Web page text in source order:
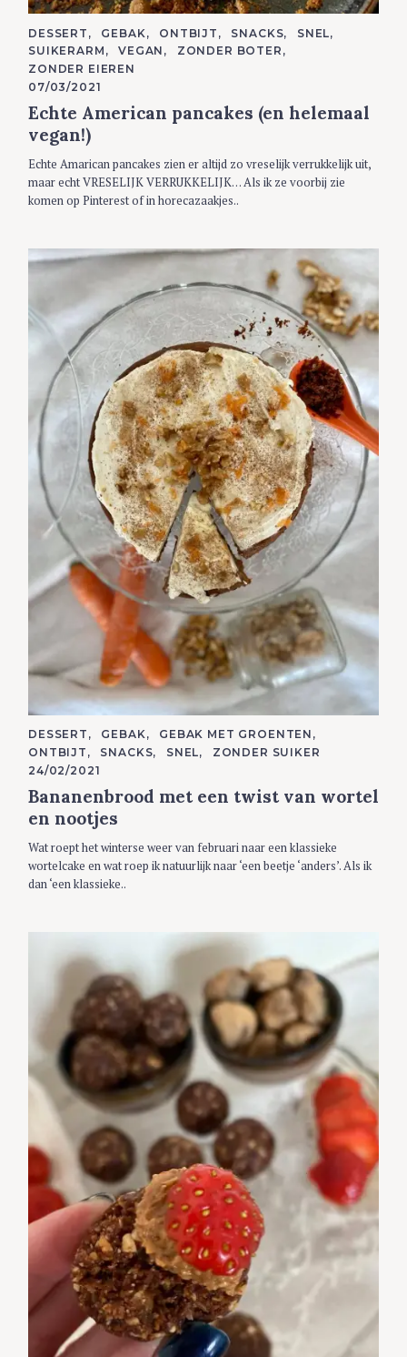
C
A
T
E
G
O
R
I
S
DESSERT GEBAK ONTBIJT SNACKS
SNEL
SUIKERARM
VEGAN
ZONDER BOTER
ZONDER EIEREN
07/03/2021
Echte American pancakes (en helemaal
vegan!)
Echte Amarican pancakes zien er altijd zo vreselijk verrukkelijk uit,
maar echt VRESELIJK VERRUKKELIJK… Als ik ze voorbij zie
komen op Pinterest of in horecazaakjes..
C
A
T
E
O
R
I
E
S
DESSERT GEBAK
GEBAK MET GROENTEN
ONTBIJT
SNACKS SNEL
ZONDER SUIKER
24/02/2021
Bananenbrood met een twist van wortel
en nootjes
Wat roept het winterse weer van februari naar een klassieke
wortelcake en wat roep ik natuurlijk naar ‘een beetje ‘anders’. Als ik
dan ‘een klassieke..